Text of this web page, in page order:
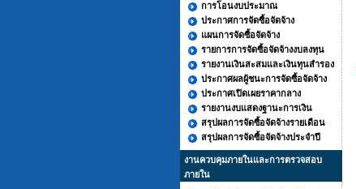
การโอนงบประมาณ
ประกาศการจัดซื้อจัดจ้าง
แผนการจัดซื้อจัดจ้าง
รายการการจัดซื้อจัดจ้างงบลงทุน
รายงานเงินสะสมและเงินทุนสำรอง
ประกาศผลผู้ชนะการจัดซื้อจัดจ้าง
ประกาศเปิดเผยราคากลาง
รายงานงบแสดงฐานะการเงิน
สรุปผลการจัดซื้อจัดจ้างรายเดือน
สรุปผลการจัดซื้อจัดจ้างประจำปี
งานควบคุมภายในและการตรวจสอบ
ภายใน